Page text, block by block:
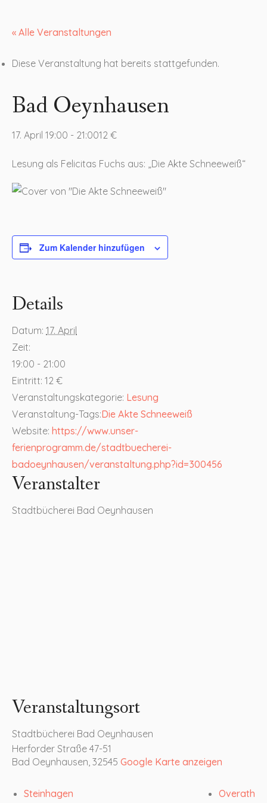
« Alle Veranstaltungen
Diese Veranstaltung hat bereits stattgefunden.
Bad Oeynhausen
17. April 19:00 - 21:0012 €
Lesung als Felicitas Fuchs aus: „Die Akte Schneeweiß“
Zum Kalender hinzufügen
Details
Datum: 17. April
Zeit:
19:00 - 21:00
Eintritt: 12 €
Veranstaltungskategorie: Lesung
Veranstaltung-Tags:Die Akte Schneeweiß
Website: https://www.unser-
ferienprogramm.de/stadtbuecherei-
badoeynhausen/veranstaltung.php?id=300456
Veranstalter
Stadtbücherei Bad Oeynhausen
Veranstaltungsort
Stadtbücherei Bad Oeynhausen
Herforder Straße 47-51
Bad Oeynhausen 32545 Google Karte anzeigen
Steinhagen Overath